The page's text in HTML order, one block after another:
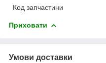
Код запчастини
Приховати
Умови доставки